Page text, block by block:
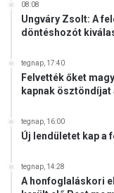
08:08
Ungváry Zsolt: A
döntéshozót
tegnap, 17:40
Felvették őket
kapnak
tegnap, 16:00
Új lendületet kap a
tegnap, 14:28
A honfoglaláskori